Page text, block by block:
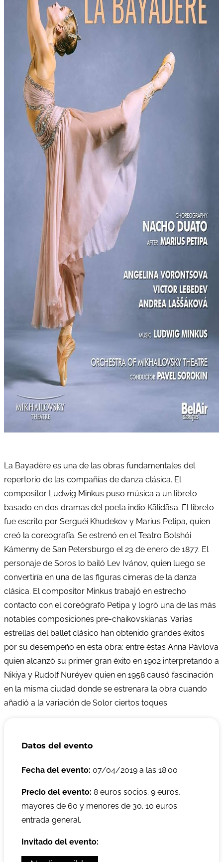
La Bayadère es una de las obras fundamentales del
repertorio de las compañías de danza clásica. El
compositor Ludwig Minkus puso música a un libreto
basado en dos dramas del poeta indio Kālidāsa. El libreto
fue escrito por Serguéi Khudekov y Marius Petipa, quien
creó la coreografía. Se estrenó en el Teatro Bolshói
Kámenny de San Petersburgo el 23 de enero de 1877. El
personaje de Soros lo bailó Lev Ivánov, quien luego se
convertiría en una de las figuras cimeras de la danza
clásica. El compositor Minkus trabajó en estrecho
contacto con el coreógrafo Petipa y logró una de las más
notables composiciones pre-chaikovskianas. Varias
estrellas del ballet clásico han obtenido grandes éxitos
por su desempeño en esta obra: entre éstas Anna Pávlova
quien alcanzó su primer gran éxito en 1902 interpretando a
Nikiya y Rudolf Nuréyev quien en 1958 causó fascinación
en la misma ciudad donde se estrenara la obra cuando
añadió a la variación de Solor ciertos toques.
Datos del evento
Fecha del evento: 07/04/2019 a las 18:00
Precio del evento: 8 euros socios. 9 euros,
mayores de 60 y menores de 30. 10 euros
entrada general.
Invitado del evento: